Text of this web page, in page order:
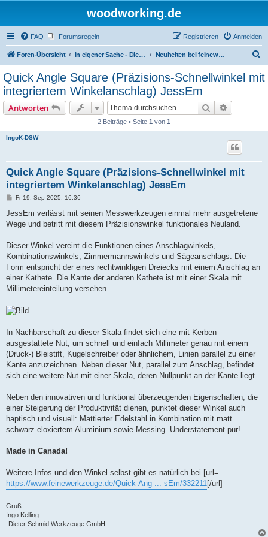
woodworking.de
FAQ Forumsregeln Anmelden
Registrieren
Foren-Übersicht in eigener Sache - Dieter Schmid Werkzeuge GmbH Neuheiten bei feinewerkzeuge.de
c
Quick Angle Square (Präzisions-Schnellwinkel mit
integriertem Winkelanschlag) JessEm
Antworten Suche
2 Beiträge • Seite 1 von 1
IngoK-DSW
Quick Angle Square (Präzisions-Schnellwinkel mit
integriertem Winkelanschlag) JessEm
B
i
r
Fr 19. Sep 2025, 16:36
JessEm verlässt mit seinen Messwerkzeugen einmal mehr ausgetretene
Wege und betritt mit diesem Präzisionswinkel funktionales Neuland.
Dieser Winkel vereint die Funktionen eines Anschlagwinkels,
Kombinationswinkels, Zimmermannswinkels und Sägeanschlags. Die
Form entspricht der eines rechtwinkligen Dreiecks mit einem Anschlag an
einer Kathete. Die Kante der anderen Kathete ist mit einer Skala mit
Millimetereinteilung versehen.
In Nachbarschaft zu dieser Skala findet sich eine mit Kerben
ausgestattete Nut, um schnell und einfach Millimeter genau mit einem
(Druck-) Bleistift, Kugelschreiber oder ähnlichem, Linien parallel zu einer
Kante anzuzeichnen. Neben dieser Nut, parallel zum Anschlag, befindet
sich eine weitere Nut mit einer Skala, deren Nullpunkt an der Kante liegt.
Neben den innovativen und funktional überzeugenden Eigenschaften, die
einer Steigerung der Produktivität dienen, punktet dieser Winkel auch
haptisch und visuell: Mattierter Edelstahl in Kombination mit matt
schwarz eloxiertem Aluminium sowie Messing. Understatement pur!
Made in Canada!
Weitere Infos und den Winkel selbst gibt es natürlich bei [url=
https://www.feinewerkzeuge.de/Quick-Ang ... sEm/332211 [/url]
Gruß
Ingo Kelling
-Dieter Schmid Werkzeuge GmbH-